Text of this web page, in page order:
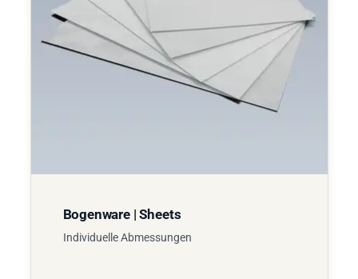
Bogenware | Sheets
Individuelle Abmessungen